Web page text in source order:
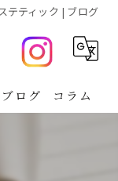
テティック | ブログ
ブログ コラム